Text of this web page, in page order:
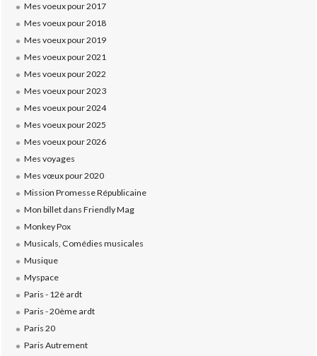
Mes voeux pour 2017
Mes voeux pour 2018
Mes voeux pour 2019
Mes voeux pour 2021
Mes voeux pour 2022
Mes voeux pour 2023
Mes voeux pour 2024
Mes voeux pour 2025
Mes voeux pour 2026
Mes voyages
Mes vœux pour 2020
Mission Promesse Républicaine
Mon billet dans Friendly Mag
Monkey Pox
Musicals, Comédies musicales
Musique
Myspace
Paris - 12è ardt
Paris - 20ème ardt
Paris 20
Paris Autrement